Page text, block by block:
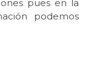
pues en la
podemos